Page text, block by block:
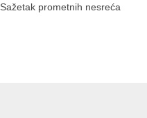
Sažetak prometnih nesreća